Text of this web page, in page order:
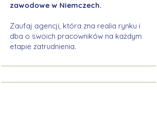
zawodowe w Niemczech.
Zaufaj agencji, która zna realia rynku i
dba o swoich pracowników na każdym
etapie zatrudnienia.